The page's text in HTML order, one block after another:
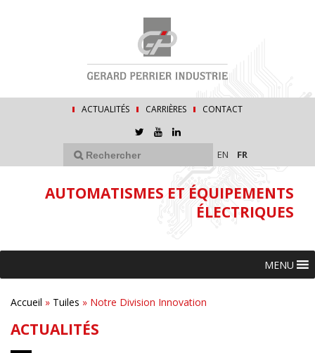
ACTUALITÉS CARRIÈRES CONTACT
EN FR
AUTOMATISMES ET ÉQUIPEMENTS
ÉLECTRIQUES
MENU
Accueil » Tuiles » Notre Division Innovation
ACTUALITÉS